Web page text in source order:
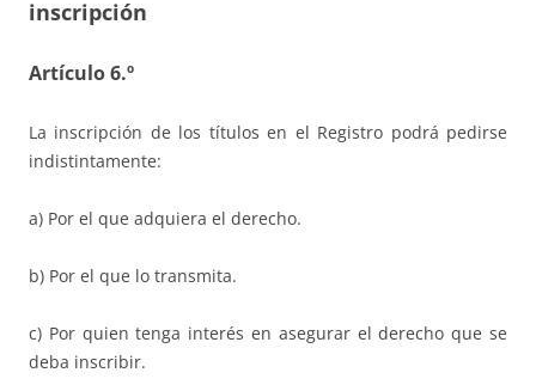
inscripción
Artículo 6.º
La inscripción de los títulos en el Registro podrá pedirse
indistintamente:
a) Por el que adquiera el derecho.
b) Por el que lo transmita.
c) Por quien tenga interés en asegurar el derecho que se
deba inscribir.